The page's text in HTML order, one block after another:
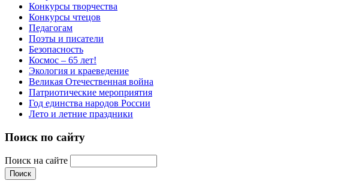
Конкурсы творчества
Конкурсы чтецов
Педагогам
Поэты и писатели
Безопасность
Космос – 65 лет!
Экология и краеведение
Великая Отечественная война
Патриотические мероприятия
Год единства народов России
Лето и летние праздники
Поиск по сайту
Поиск на сайте